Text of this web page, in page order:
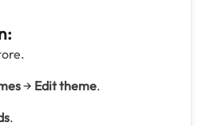
→ Edit theme.
.